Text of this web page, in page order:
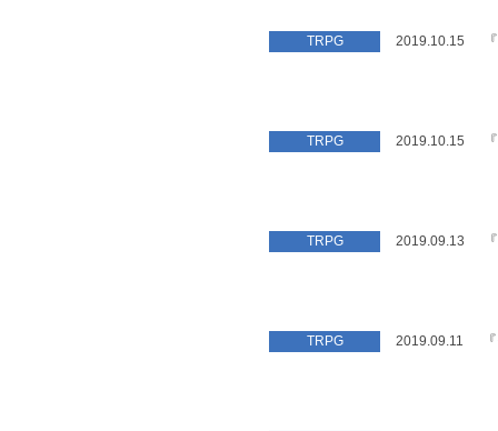
TRPG 2019.10.15
TRPG 2019.10.15
TRPG 2019.09.13
TRPG 2019.09.11